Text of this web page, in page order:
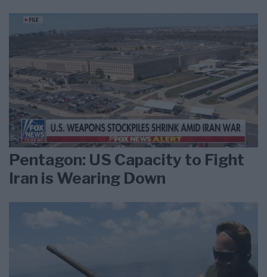
Pentagon: US Capacity to Fight
Iran is Wearing Down